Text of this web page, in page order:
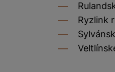
Ryzlink